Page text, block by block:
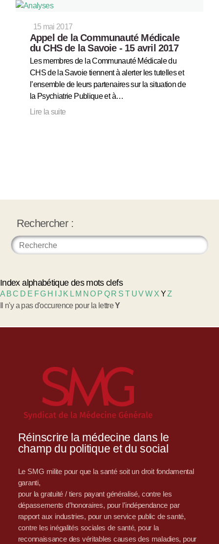
15 mai 2017
Appel de la Communauté Médicale
du CHS de la Savoie - 15 avril 2017
Les membres de la Communauté Médicale du
CHS de la Savoie tiennent à alerter les tutelles et
l’ensemble de leurs partenaires sur la situation de
la Psychiatrie Publique et à…
Lire la suite
Rechercher :
Index alphabétique des mots clefs
A BC D E FG H J K L M NO P Q R S T UVW X YZ
Il n'y a pas d'occurence pour la lettreY
Réinscrire la médecine dans le
champ du politique et du social
Le SMG milite pour que la santé soit un droit fondamental
garanti,
pour la gratuité / tiers payant généralisé, contre les
dépassements d’honoraires, pour l’indépendance par
rapport aux industries, pour un service public de santé,
contre les inégalités sociales de santé, pour la
reconnaissance des véritables causes des maladies, pour